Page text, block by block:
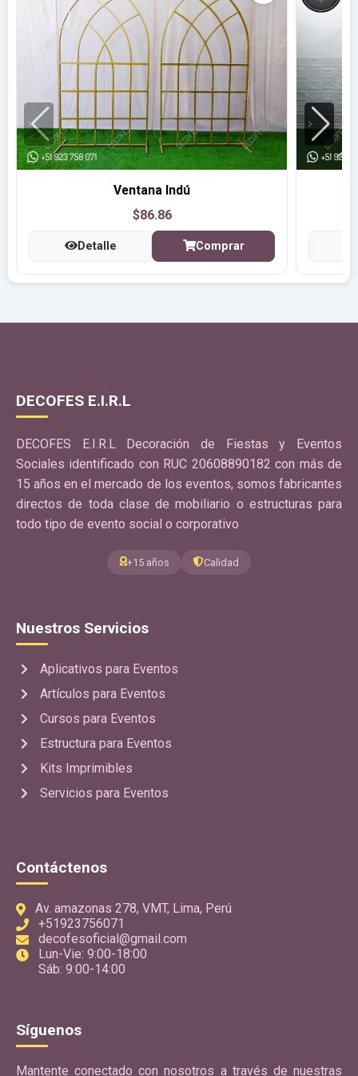
Ventana Indú
$86.86
Detalle Comprar
DECOFES E.I.R.L
DECOFES E.I.R.L Decoración de Fiestas y Eventos
Sociales identificado con RUC 20608890182 con más de
15 años en el mercado de los eventos, somos fabricantes
directos de toda clase de mobiliario o estructuras para
todo tipo de evento social o corporativo
+15 años Calidad
Nuestros Servicios
Aplicativos para Eventos
Artículos para Eventos
Cursos para Eventos
Estructura para Eventos
Kits Imprimibles
Servicios para Eventos
Contáctenos
Av. amazonas 278, VMT, Lima, Perú
+51923756071
decofesoficial@gmail.com
Lun-Vie: 9:00-18:00
Sáb: 9:00-14:00
Síguenos
Mantente conectado con nosotros a través de nuestras